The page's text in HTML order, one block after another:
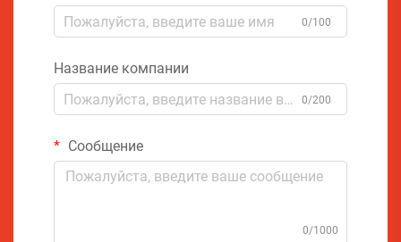
0/100
Название компании
0/200
Сообщение
0/1000